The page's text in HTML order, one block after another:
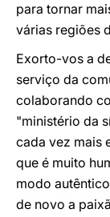
para tornar
várias regiões
Exorto-vos a
serviço da
colaborando
"ministério da
cada vez mais
que é muito
modo
de novo a